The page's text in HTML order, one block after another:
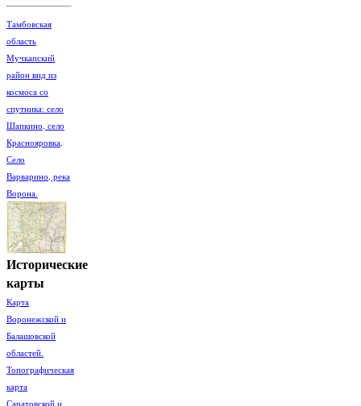
Тамбовская
область
Мучкапский
район вид из
космоса со
спутника: село
Шапкино, село
Краснояровка,
Село
Варварино, река
Ворона.
Исторические
карты
Карта
Воронежской и
Балашовской
областей.
Топографическая
карта
Саратовской и